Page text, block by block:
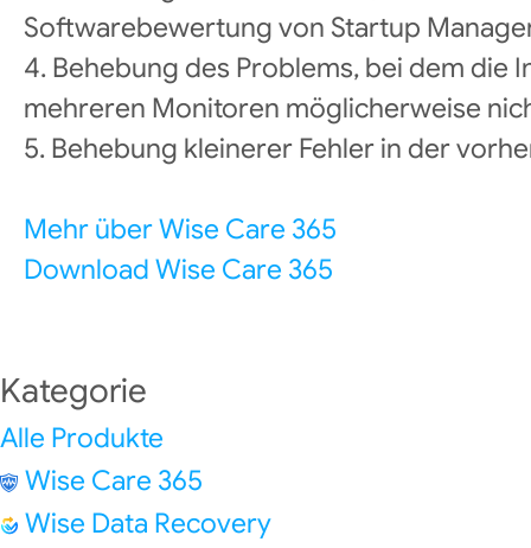
Softwarebewertung von Startup
4. Behebung des Problems, bei dem die
mehreren Monitoren möglicherweise
5. Behebung kleinerer Fehler in der
Mehr über Wise Care 365
Download Wise Care 365
Kategorie
Alle Produkte
Wise Care 365
Wise Data Recovery